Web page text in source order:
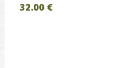
32.00 €